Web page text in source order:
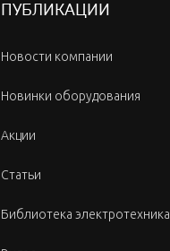
ПУБЛИКАЦИИ
Новости компании
Новинки оборудования
Акции
Статьи
Библиотека электротехника